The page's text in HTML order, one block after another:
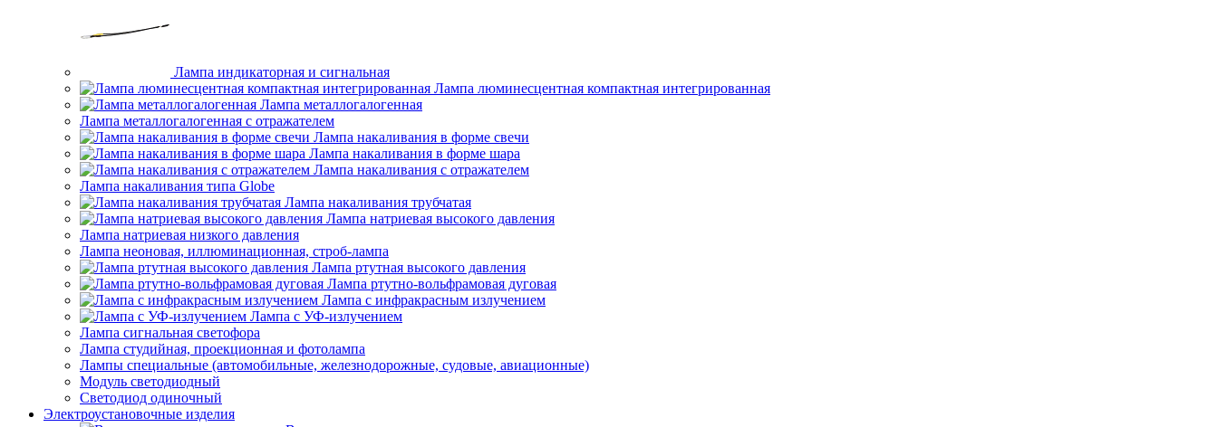
Лампа индикаторная и сигнальная
Лампа люминесцентная компактная интегрированная
Лампа металлогалогенная
Лампа металлогалогенная с отражателем
Лампа накаливания в форме свечи
Лампа накаливания в форме шара
Лампа накаливания с отражателем
Лампа накаливания типа Globe
Лампа накаливания трубчатая
Лампа натриевая высокого давления
Лампа натриевая низкого давления
Лампа неоновая, иллюминационная, строб-лампа
Лампа ртутная высокого давления
Лампа ртутно-вольфрамовая дуговая
Лампа с инфракрасным излучением
Лампа с УФ-излучением
Лампа сигнальная светофора
Лампа студийная, проекционная и фотолампа
Лампы специальные (автомобильные, железнодорожные, судовые, авиационные)
Модуль светодиодный
Светодиод одиночный
Электроустановочные изделия